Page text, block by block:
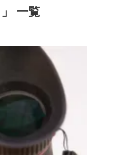
」 一覧